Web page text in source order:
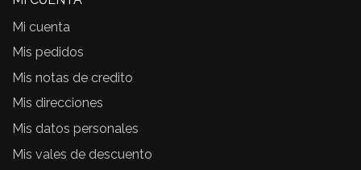
Mi cuenta
Mis pedidos
Mis notas de credito
Mis direcciones
Mis datos personales
Mis vales de descuento